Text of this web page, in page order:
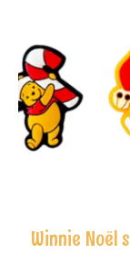
Winnie Noël